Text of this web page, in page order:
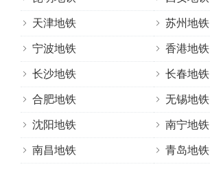
天津地铁 苏州地铁
宁波地铁 香港地铁
长沙地铁 长春地铁
合肥地铁 无锡地铁
沈阳地铁 南宁地铁
南昌地铁 青岛地铁